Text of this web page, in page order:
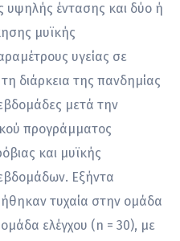
υψηλής έντασης και δύο ή
μυϊκής
υγείας σε
διάρκεια της πανδημίας
μετά την
προγράμματος
και μυϊκής
Εξήντα
τυχαία στην ομάδα
ελέγχου (n = 30), με